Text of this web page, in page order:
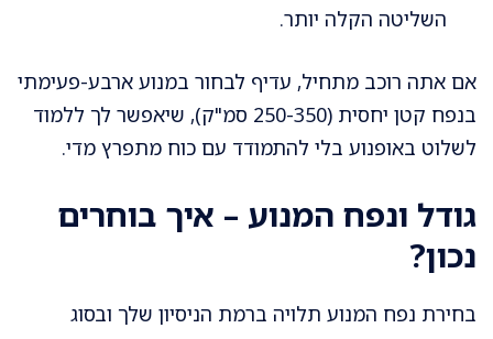
השליטה הקלה יותר.
אם אתה רוכב מתחיל, עדיף לבחור במנוע ארבע-פעימתי
בנפח קטן יחסית (250-350 סמ"ק), שיאפשר לך ללמוד
לשלוט באופנוע בלי להתמודד עם כוח מתפרץ מדי.
גודל ונפח המנוע – איך בוחרים
נכון?
בחירת נפח המנוע תלויה ברמת הניסיון שלך ובסוג